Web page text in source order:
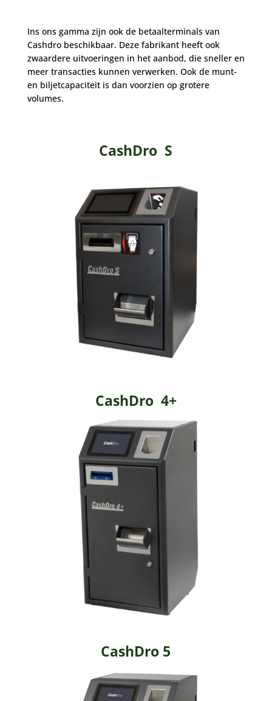
Ins ons gamma zijn ook de betaalterminals van
Cashdro beschikbaar. Deze fabrikant heeft ook
zwaardere uitvoeringen in het aanbod, die sneller en
meer transacties kunnen verwerken. Ook de munt-
en biljetcapaciteit is dan voorzien op grotere
volumes.
CashDro S
CashDro 4+
CashDro 5